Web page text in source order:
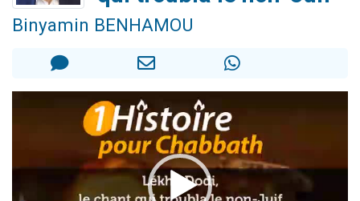
Il reste 49 places pour étudier en groupe sur Zoom
Binyamin BENHAMOU